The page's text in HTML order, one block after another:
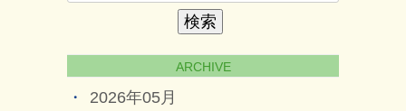
ARCHIVE
2026年05月